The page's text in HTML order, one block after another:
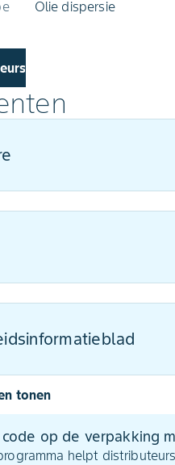
Olie dispersie
tonen
code op de verpakking
helpt